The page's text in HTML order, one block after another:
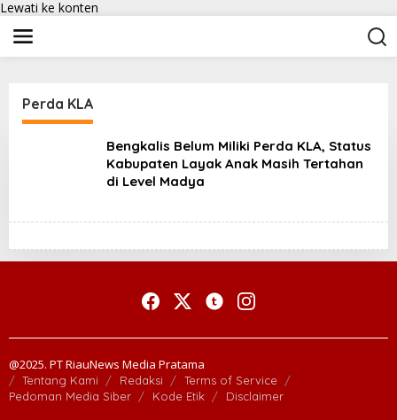
Lewati ke konten
Perda KLA
Bengkalis Belum Miliki Perda KLA, Status
Kabupaten Layak Anak Masih Tertahan
di Level Madya
@2025. PT RiauNews Media Pratama
Tentang Kami Redaksi
Terms of Service
Pedoman Media Siber
Kode Etik Disclaimer